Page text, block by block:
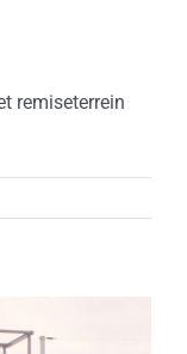
remiseterrein